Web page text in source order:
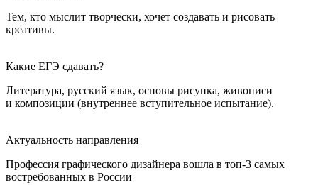
Тем, кто мыслит творчески, хочет создавать и рисовать
креативы.
Какие ЕГЭ сдавать?
Литература, русский язык, основы рисунка, живописи
и композиции (внутреннее вступительное испытание).
Актуальность направления
Профессия графического дизайнера вошла в топ-3 самых
востребованных в России